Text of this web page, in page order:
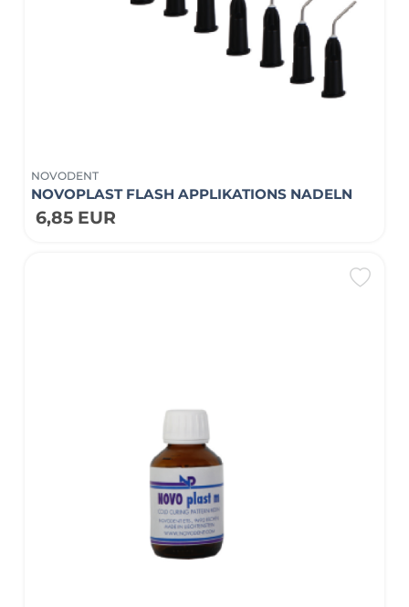
NOVODENT
NOVOPLAST FLASH APPLIKATIONS NADELN
6,85 EUR